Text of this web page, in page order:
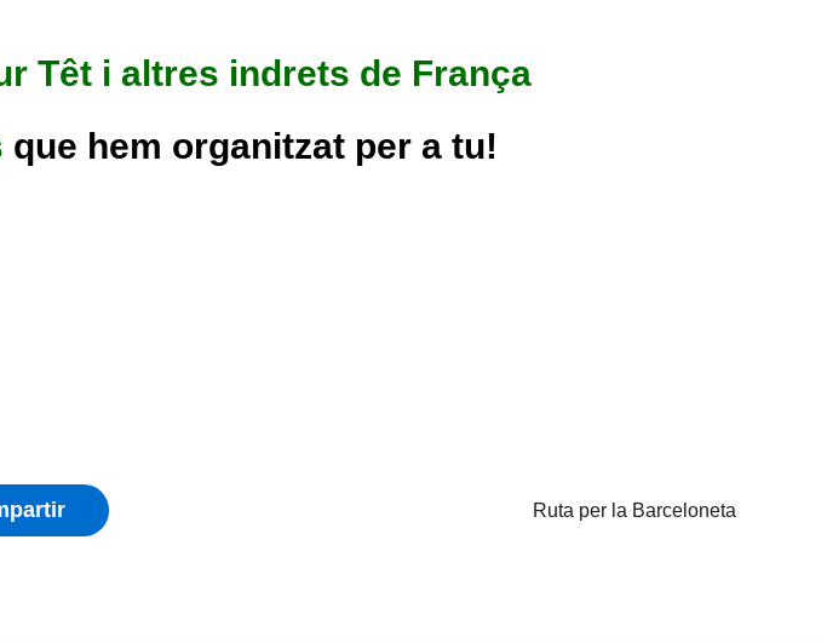
Têt i altres indrets de França
que hem organitzat per a tu!
Ruta per la Barceloneta